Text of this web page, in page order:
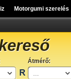
Motorgumi szerelés
Átmérő: